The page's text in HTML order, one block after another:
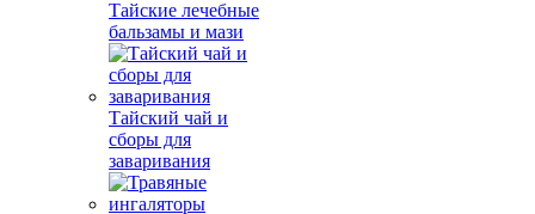
Тайские лечебные
бальзамы и мази
Тайский чай и
сборы для
заваривания